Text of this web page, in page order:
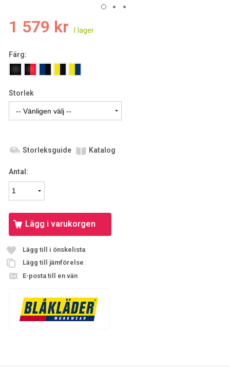
1 579 kr
Färg:
Storlek
Storleksguide Katalog
Antal:
Lägg i varukorgen
Lägg till i önskelista
Lägg till jämförelse
E-posta till en vän